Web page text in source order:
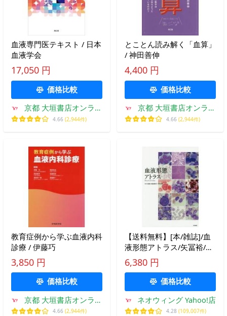
血液専門医テキスト / 日本
血液学会
17,050 円
価格比較
京都 大垣書店オンライ
ン
4.66 (2,944件)
とことん読み解く「血算」
/ 神田善伸
4,400 円
価格比較
京都 大垣書店オンライ
ン
4.66 (2,944件)
教育症例から学ぶ血液内科
診療 / 伊藤巧
3,850 円
価格比較
京都 大垣書店オンライ
ン
4.66 (2,944件)
【送料無料】[本/雑誌]/血
液形態アトラス/矢冨裕/編
集 増田亜希子/編集 常名政
弘/編集 東京大学医学部附
属病院検査部血液検査室ス
タッフ/執筆 伊豆津宏
6,380 円
価格比較
ネオウィング Yahoo!店
4.28 (109,007件)